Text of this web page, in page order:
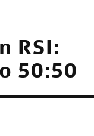
RSI:
50:50